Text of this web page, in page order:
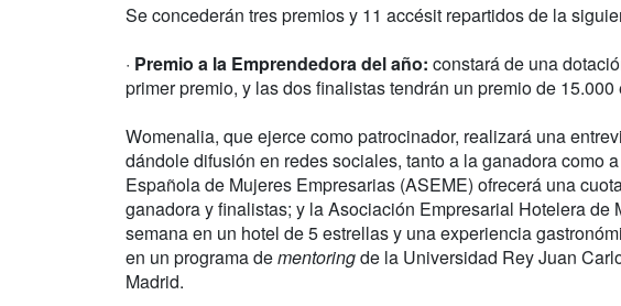
Se concederán tres premios y 11 accésit repartidos de la
· Premio a la Emprendedora del año: constará de una
primer premio, y las dos finalistas tendrán un premio de
Womenalia, que ejerce como patrocinador, realizará una
dándole difusión en redes sociales, tanto a la ganadora como
Española de Mujeres Empresarias (ASEME) ofrecerá una
ganadora y finalistas; y la Asociación Empresarial Hotelera de
semana en un hotel de 5 estrellas y una experiencia
en un programa dementoringde la Universidad Rey Juan
Madrid.